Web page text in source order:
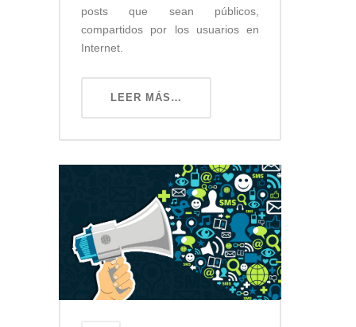
posts que sean públicos,
compartidos por los usuarios en
Internet.
LEER MÁS…